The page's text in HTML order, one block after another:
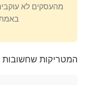
מהעסקים לא
המטריקות